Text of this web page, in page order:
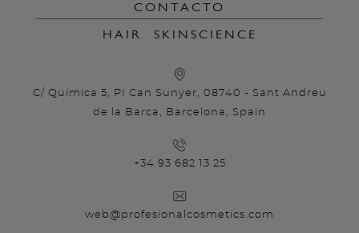
CONTACTO
HAIR SKINSCIENCE
C/ Química 5, PI Can Sunyer, 08740 - Sant Andreu
de la Barca, Barcelona, Spain
+34 93 682 13 25
web@profesionalcosmetics.com